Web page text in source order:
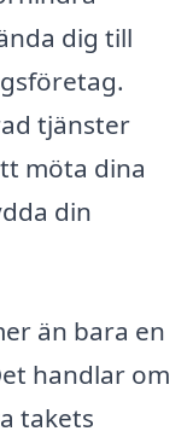
dig till
tjänster
möta dina
din
än bara en
handlar om
takets